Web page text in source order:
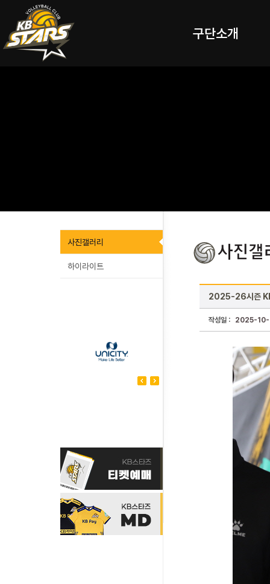
구단소개
사진갤러리
하이라이트
2025-26시즌 KB
작성일 : 2025-